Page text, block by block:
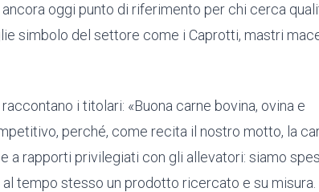
oggi punto di riferimento per chi cerca
simbolo del settore come i Caprotti, mastri
i titolari: «Buona carne bovina, ovina e
perché, come recita il nostro motto, la
a rapporti privilegiati con gli allevatori: siamo
tempo stesso un prodotto ricercato e su misura.